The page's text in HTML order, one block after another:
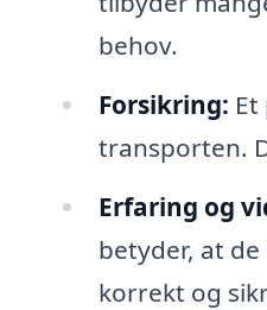
behov.
Forsikring:
transporten.
Erfaring og
betyder, at
korrekt og